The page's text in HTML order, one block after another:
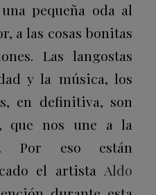
pequeña oda al
a las cosas bonitas
Las langostas
y la música, los
en definitiva, son
que nos une a la
Por eso están
el artistaAldo